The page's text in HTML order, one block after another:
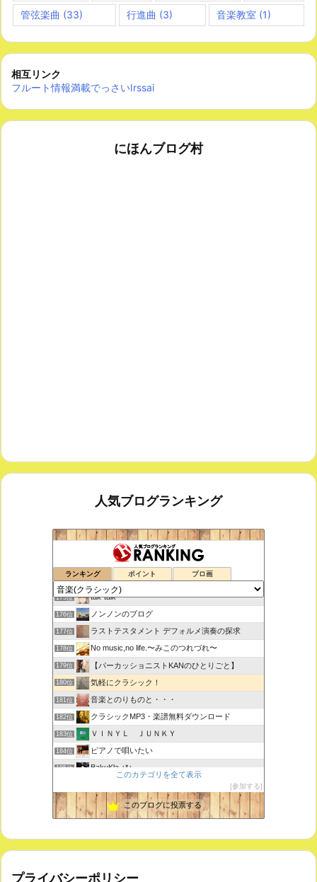
管弦楽曲 (33) 行進曲 (3) 音楽教室 (1)
相互リンク
フルート情報満載でっさいIrssai
にほんブログ村
人気ブログランキング
ランキング ポイント ブロ画
室内楽コンサート・レッスンいたします
174位 ボチェッリ、イタリア、アモーレ！
175位 tak-talk
176位 ノンノンのブログ
177位 ラストテスタメント デフォルメ演奏の探求
178位 No music,no life.〜みこのつれづれ〜
179位 【パーカッショニストKANのひとりごと】
180位 気軽にクラシック！
181位 音楽とのりものと・・・
182位 クラシックMP3・楽譜無料ダウンロード
183位 ＶＩＮＹＬ ＪＵＮＫＹ
184位 ピアノで唄いたい
185位 BakuKla +*+
187位 ときどき書きます♪
このカテゴリを全て表示
参加する
このブログに投票する
プライバシーポリシー